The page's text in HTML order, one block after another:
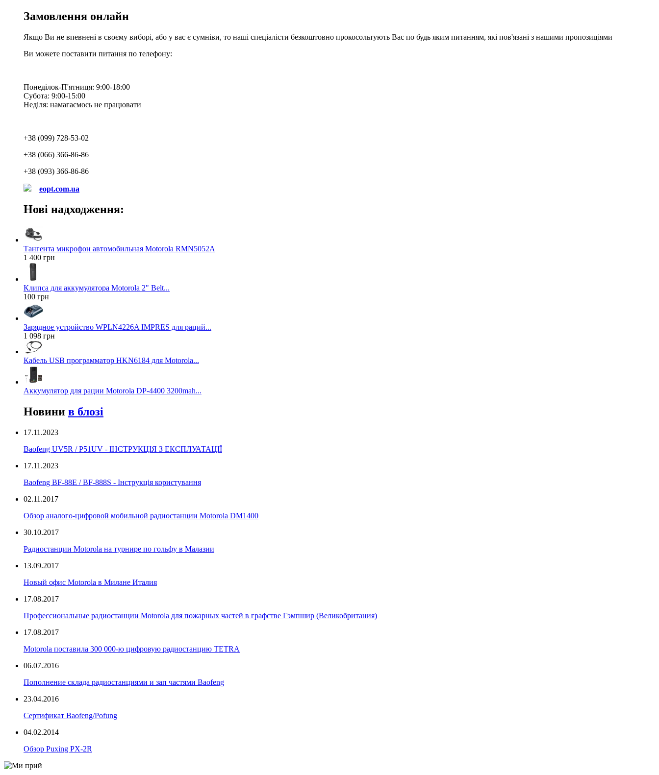
Замовлення онлайн
Якщо Ви не впевнені в своєму виборі, або у вас є сумніви, то наші спеціалісти безкоштовно прокосольтують Вас по будь яким питанням, які пов'язані з нашими пропозиціями
Ви можете поставити питання по телефону:
Понеділок-П'ятниця: 9:00-18:00
Субота: 9:00-15:00
Неділя: намагаємось не працювати
+38 (099) 728-53-02
+38 (066) 366-86-86
+38 (093) 366-86-86
eopt.com.ua
Нові надходження:
Тангента микрофон автомобильная Motorola RMN5052A
1 400 грн
Клипса для аккумулятора Motorola 2" Belt...
100 грн
Зарядное устройство WPLN4226A IMPRES для раций...
1 098 грн
Кабель USB программатор HKN6184 для Motorola...
Аккумулятор для рации Motorola DP-4400 3200mah...
Новини в блозі
17.11.2023
Baofeng UV5R / P51UV - ІНСТРУКЦІЯ З ЕКСПЛУАТАЦІЇ
17.11.2023
Вaofeng BF-88E / BF-888S - Інструкція користування
02.11.2017
Обзор аналого-цифровой мобильной радиостанции Motorola DM1400
30.10.2017
Радиостанции Motorola на турнире по гольфу в Малазии
13.09.2017
Новый офис Motorola в Милане Италия
17.08.2017
Профессиональные радиостанции Motorola для пожарных частей в графстве Гэмпшир (Великобритания)
17.08.2017
Motorola поставила 300 000-ю цифровую радиостанцию TETRA
06.07.2016
Пополнение склада радиостанциями и зап частями Baofeng
23.04.2016
Сертификат Baofeng/Pofung
04.02.2014
Обзор Puxing PX-2R